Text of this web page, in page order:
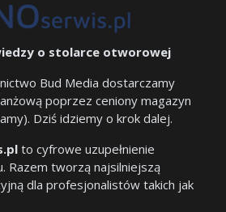
o stolarce otworowej
Bud Media dostarczamy
poprzez ceniony magazyn
Dziś idziemy o krok dalej.
to cyfrowe uzupełnienie
Razem tworzą najsilniejszą
dla profesjonalistów takich jak